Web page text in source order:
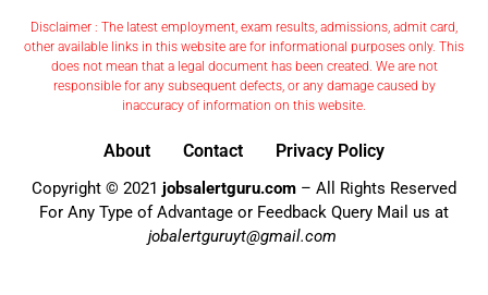
Disclaimer : The latest employment, exam results, admissions, admit card,
other available links in this website are for informational purposes only. This
does not mean that a legal document has been created. We are not
responsible for any subsequent defects, or any damage caused by
inaccuracy of information on this website.
About Contact Privacy Policy
Copyright © 2021 jobsalertguru.com – All Rights Reserved
For Any Type of Advantage or Feedback Query Mail us at
jobalertguruyt@gmail.com